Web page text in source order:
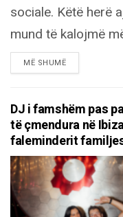
sociale. Këtë herë
mund të kalojmë
MË SHUMËDETAILS
DJ i famshëm pas
të çmendura në
faleminderit